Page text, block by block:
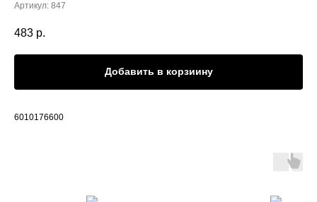
Артикул: 847
483 р.
Добавить в корзиину
6010176600